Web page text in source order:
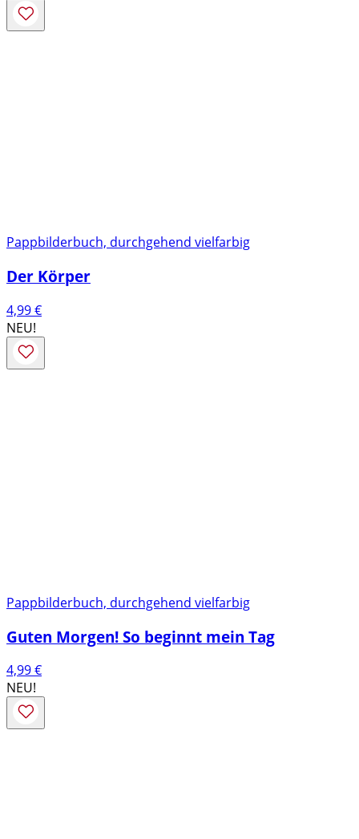
Pappbilderbuch, durchgehend vielfarbig
Der Körper
4,99€
NEU!
Pappbilderbuch, durchgehend vielfarbig
Guten Morgen! So beginnt mein Tag
4,99€
NEU!